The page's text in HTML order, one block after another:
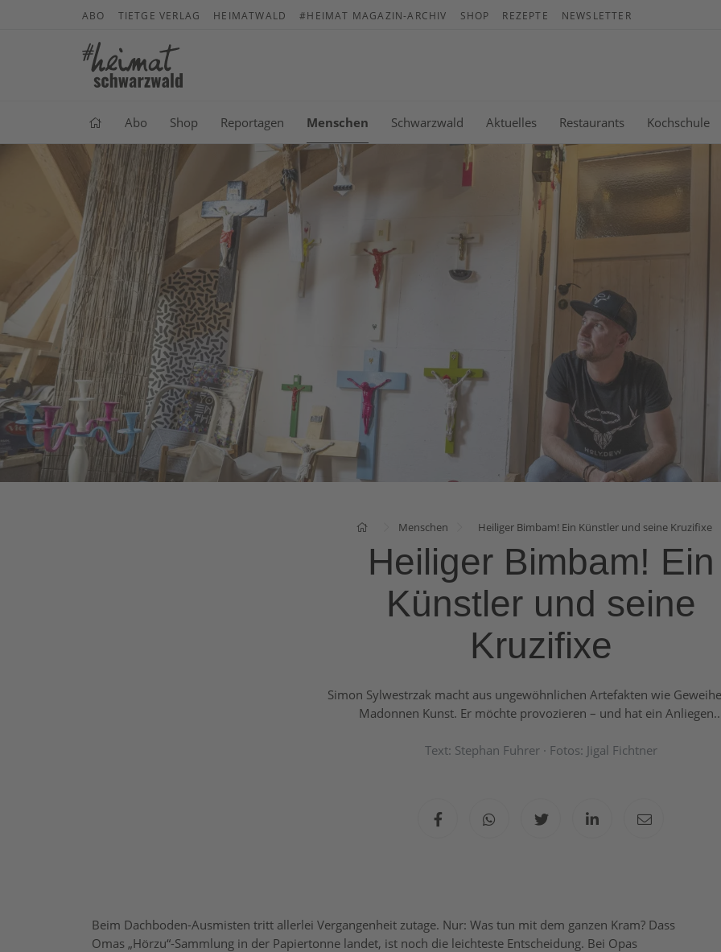
ABO TIETGE VERLAG HEIMATWALD #HEIMAT MAGAZIN-ARCHIV SHOP REZEPTE NEWSLETTER
Abo Shop Reportagen Menschen Schwarzwald Aktuelles Restaurants Kochschule
Menschen Heiliger Bimbam! Ein Künstler und seine Kruzifixe
Heiliger Bimbam! Ein
Künstler und seine
Kruzifixe
Simon Sylwestrzak macht aus ungewöhnlichen Artefakten wie
Madonnen Kunst. Er möchte provozieren – und hat ein
Text: Stephan Fuhrer · Fotos: Jigal Fichtner
Beim Dachboden-Ausmisten tritt allerlei Vergangenheit zutage. Nur: Was tun mit dem ganzen Kram? Dass
Omas „Hörzu“-Sammlung in der Papiertonne landet, ist noch die leichteste Entscheidung. Bei Opas